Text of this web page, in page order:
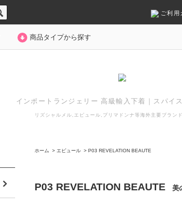
ご利用
商品タイプから探す
インポートランジェリー 高級輸入下着 スパイ
リズシャルメル,エピュール,プリマドンナ等海外主要ブラン
ホーム > エピュール > P03 REVELATION BEAUTE
P03 REVELATION BEAUTE 美